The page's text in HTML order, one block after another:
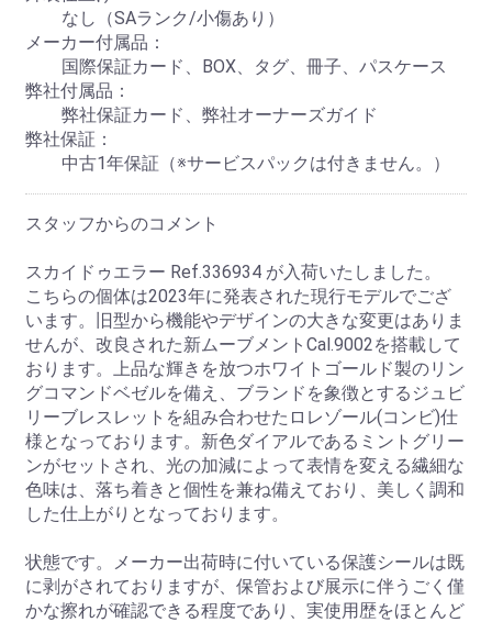
なし（SAランク/小傷あり）
メーカー付属品：
国際保証カード、BOX、タグ、冊子、パスケース
弊社付属品：
弊社保証カード、弊社オーナーズガイド
弊社保証：
中古1年保証（※サービスパックは付きません。）
スタッフからのコメント
スカイドゥエラー Ref.336934 が入荷いたしました。
こちらの個体は2023年に発表された現行モデルでござ
います。旧型から機能やデザインの大きな変更はありま
せんが、改良された新ムーブメントCal.9002を搭載して
おります。上品な輝きを放つホワイトゴールド製のリン
グコマンドベゼルを備え、ブランドを象徴とするジュビ
リーブレスレットを組み合わせたロレゾール(コンビ)仕
様となっております。新色ダイアルであるミントグリー
ンがセットされ、光の加減によって表情を変える繊細な
色味は、落ち着きと個性を兼ね備えており、美しく調和
した仕上がりとなっております。
状態です。メーカー出荷時に付いている保護シールは既
に剥がされておりますが、保管および展示に伴うごく僅
かな擦れが確認できる程度であり、実使用歴をほとんど